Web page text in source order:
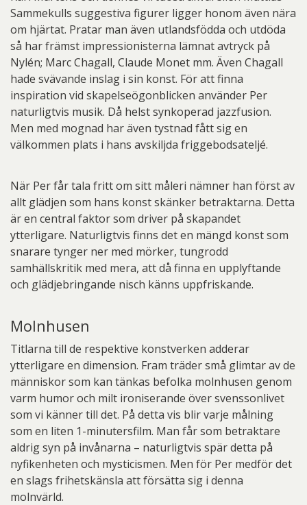
Sammekulls suggestiva figurer ligger honom även nära
om hjärtat. Pratar man även utlandsfödda och utdöda
så har främst impressionisterna lämnat avtryck på
Nylén; Marc Chagall, Claude Monet mm. Även Chagall
hade svävande inslag i sin konst. För att finna
inspiration vid skapelseögonblicken använder Per
naturligtvis musik. Då helst synkoperad jazzfusion.
Men med mognad har även tystnad fått sig en
välkommen plats i hans avskiljda friggebodsateljé.
När Per får tala fritt om sitt måleri nämner han först av
allt glädjen som hans konst skänker betraktarna. Detta
är en central faktor som driver på skapandet
ytterligare. Naturligtvis finns det en mängd konst som
snarare tynger ner med mörker, tungrodd
samhällskritik med mera, att då finna en upplyftande
och glädjebringande nisch känns uppfriskande.
Molnhusen
Titlarna till de respektive konstverken adderar
ytterligare en dimension. Fram träder små glimtar av de
människor som kan tänkas befolka molnhusen genom
varm humor och milt ironiserande över svenssonlivet
som vi känner till det. På detta vis blir varje målning
som en liten 1-minutersfilm. Man får som betraktare
aldrig syn på invånarna – naturligtvis spär detta på
nyfikenheten och mysticismen. Men för Per medför det
en slags frihetskänsla att försätta sig i denna
molnvärld.